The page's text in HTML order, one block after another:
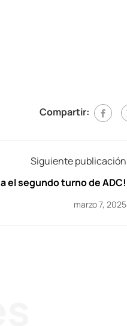
Compartir:
Siguiente publicación
el segundo turno de ADC!
marzo 7, 2025